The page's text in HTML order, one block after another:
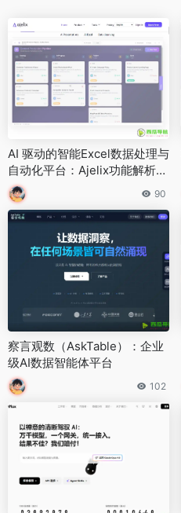
AI 驱动的智能Excel数据处理与
自动化平台：Ajelix功能解析与
使用指南
90
察言观数（AskTable）：企业
级AI数据智能体平台
102